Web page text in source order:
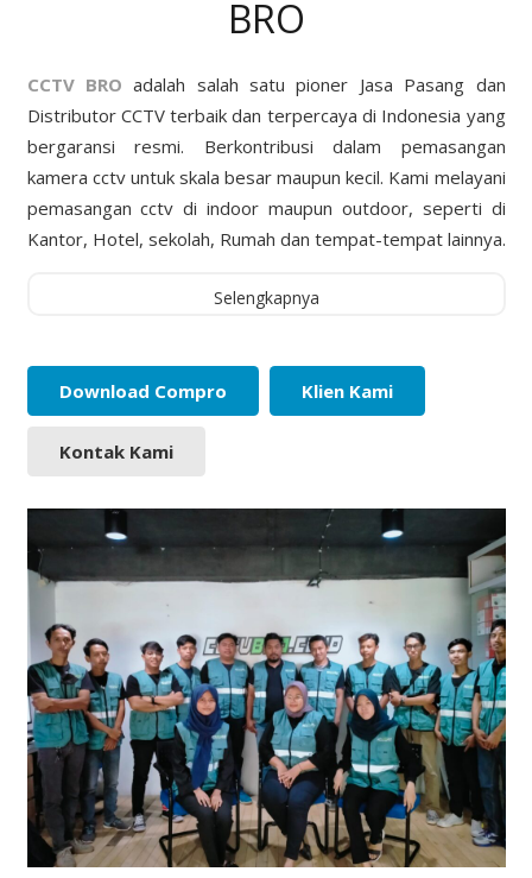
BRO
CCTV BRO adalah salah satu pioner Jasa Pasang dan
Distributor CCTV terbaik dan terpercaya di Indonesia yang
bergaransi resmi. Berkontribusi dalam pemasangan
kamera cctv untuk skala besar maupun kecil. Kami melayani
pemasangan cctv di indoor maupun outdoor, seperti di
Kantor, Hotel, sekolah, Rumah dan tempat-tempat lainnya.
Selengkapnya
Download Compro Klien Kami
Kontak Kami